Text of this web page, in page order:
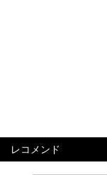
レコメンド